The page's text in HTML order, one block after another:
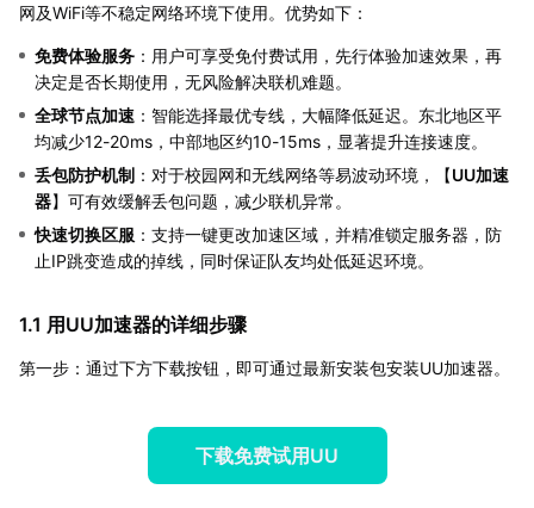
网及WiFi等不稳定网络环境下使用。优势如下：
免费体验服务 ：用户可享受免付费试用，先行体验加速效果，再
决定是否长期使用，无风险解决联机难题。
全球节点加速 ：智能选择最优专线，大幅降低延迟。东北地区平
均减少12-20ms，中部地区约10-15ms，显著提升连接速度。
丢包防护机制 ：对于校园网和无线网络等易波动环境，【UU加速
器】可有效缓解丢包问题，减少联机异常。
快速切换区服 ：支持一键更改加速区域，并精准锁定服务器，防
止IP跳变造成的掉线，同时保证队友均处低延迟环境。
1.1 用UU加速器的详细步骤
第一步：通过下方下载按钮，即可通过最新安装包安装UU加速器。
下载免费试用UU